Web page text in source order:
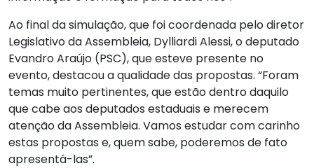
Ao final da simulação, que foi coordenada pelo diretor
Legislativo da Assembleia, Dylliardi Alessi, o deputado
Evandro Araújo (PSC), que esteve presente no
evento, destacou a qualidade das propostas. “Foram
temas muito pertinentes, que estão dentro daquilo
que cabe aos deputados estaduais e merecem
atenção da Assembleia. Vamos estudar com carinho
estas propostas e, quem sabe, poderemos de fato
apresentá-las”.